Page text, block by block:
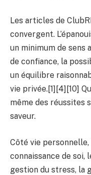
Les articles de
convergent.
un minimum de sens
de confiance, la
un équilibre
vie privée.[1][4][10]
même des réussites
saveur.
Côté vie
connaissance de soi,
gestion du stress, la